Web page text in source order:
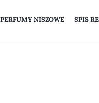
PERFUMY NISZOWE SPIS